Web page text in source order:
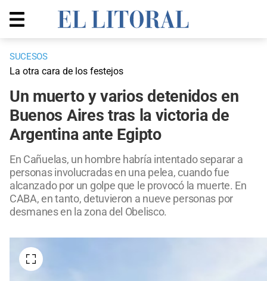
SUCESOS
La otra cara de los festejos
Un muerto y varios detenidos en
Buenos Aires tras la victoria de
Argentina ante Egipto
En Cañuelas, un hombre habría intentado separar a
personas involucradas en una pelea, cuando fue
alcanzado por un golpe que le provocó la muerte. En
CABA, en tanto, detuvieron a nueve personas por
desmanes en la zona del Obelisco.